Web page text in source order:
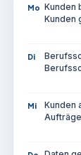
Mo Kunden
Kunden
Di
Mi Kunden